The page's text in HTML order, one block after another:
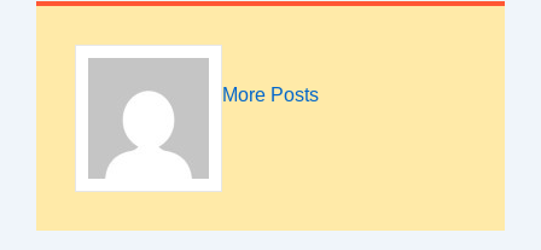
More Posts